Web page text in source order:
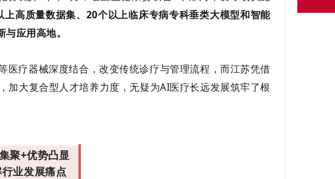
高质量数据集、20个以上临床专病专科垂类大模型和智能
应用高地。
医疗器械深度结合，改变传统诊疗与管理流程，而江苏凭借
加大复合型人才培养力度，无疑为AI医疗长远发展筑牢了根
聚+优势凸显
业发展痛点